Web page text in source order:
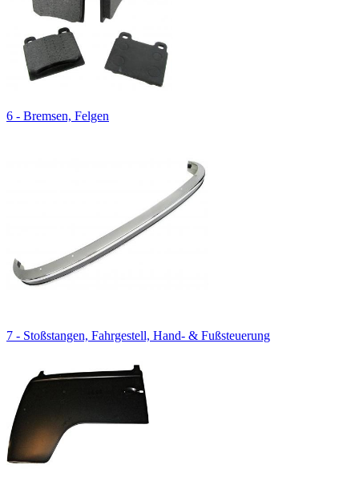
6 - Bremsen, Felgen
7 - Stoßstangen, Fahrgestell, Hand- & Fußsteuerung